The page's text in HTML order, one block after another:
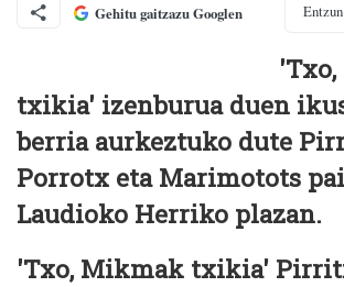
Gehitu gaitzazu Googlen Entzun
txikia' izenburua duen
berria aurkeztuko dute
Porrotx eta Marimotots
Laudioko Herriko plazan.
'Txo, Mikmak txikia'